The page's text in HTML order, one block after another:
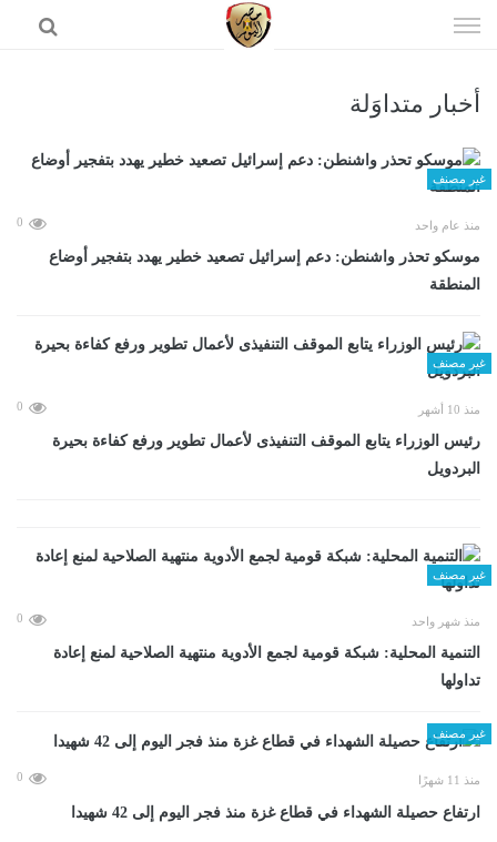
الى
أخبار متداوَلة
غير مصنف
منذ عام واحد 0
موسكو تحذر واشنطن: دعم إسرائيل تصعيد خطير يهدد بتفجير أوضاع
المنطقة
غير مصنف
منذ 10 أشهر 0
رئيس الوزراء يتابع الموقف التنفيذى لأعمال تطوير ورفع كفاءة بحيرة
البردويل
غير مصنف
منذ شهر واحد 0
التنمية المحلية: شبكة قومية لجمع الأدوية منتهية الصلاحية لمنع إعادة
تداولها
غير مصنف
منذ 11 شهرًا 0
ارتفاع حصيلة الشهداء في قطاع غزة منذ فجر اليوم إلى 42 شهيدا